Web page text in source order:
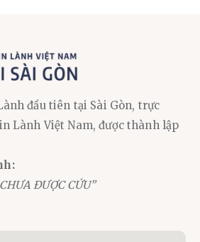
đầu tiên tại Sài Gòn, trực
Lành Việt Nam, được thành lập
ĐƯỢC CỨU”